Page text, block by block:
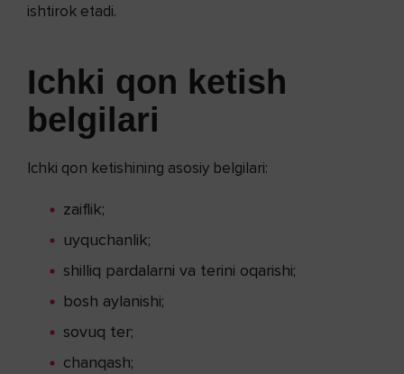
ishtirok etadi.
Ichki qon ketish
belgilari
Ichki qon ketishining asosiy belgilari:
zaiflik;
uyquchanlik;
shilliq pardalarni va terini oqarishi;
bosh aylanishi;
sovuq ter;
chanqash;